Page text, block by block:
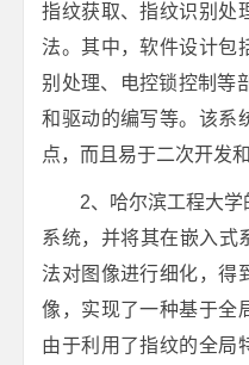
指纹获取、指纹识别处
法。其中，软件设计包
别处理、电控锁控制等
和驱动的编写等。该系
点，而且易于二次开发
2、哈尔滨工程大
系统，并将其在嵌入式
法对图像进行细化，得
像，实现了一种基于全
由于利用了指纹的全局